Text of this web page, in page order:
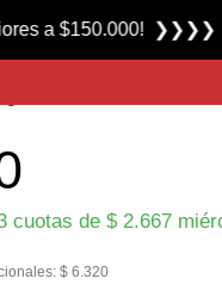
serie R75NP-BR79580
cuotas de $2.667
$ 6.320
$150.000! ❯❯❯❯ 💳